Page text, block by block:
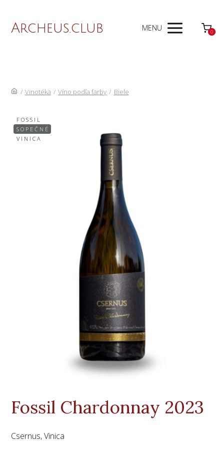
Archeus.club MENU 0
/ Vinotéka / Víno podľa farby / Biele
F O S S I L
S O P E Č N É
V I N I C A
Fossil Chardonnay 2023
Csernus, Vinica